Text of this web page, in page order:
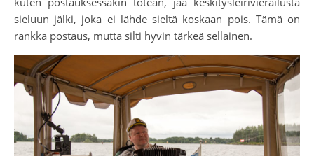
sieluun jälki, joka ei lähde sieltä koskaan pois. Tämä on
rankka postaus, mutta silti hyvin tärkeä sellainen.